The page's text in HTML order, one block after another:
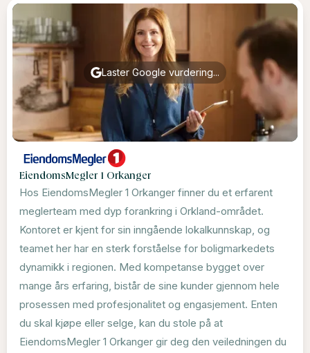
Laster Google vurdering...
EiendomsMegler 1 Orkanger
Hos EiendomsMegler 1 Orkanger finner du et erfarent
meglerteam med dyp forankring i Orkland-området.
Kontoret er kjent for sin inngående lokalkunnskap, og
teamet her har en sterk forståelse for boligmarkedets
dynamikk i regionen. Med kompetanse bygget over
mange års erfaring, bistår de sine kunder gjennom hele
prosessen med profesjonalitet og engasjement. Enten
du skal kjøpe eller selge, kan du stole på at
EiendomsMegler 1 Orkanger gir deg den veiledningen du